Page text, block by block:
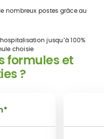
nombreux postes grâce au
jusqu’à 100%
choisie
formules et
?